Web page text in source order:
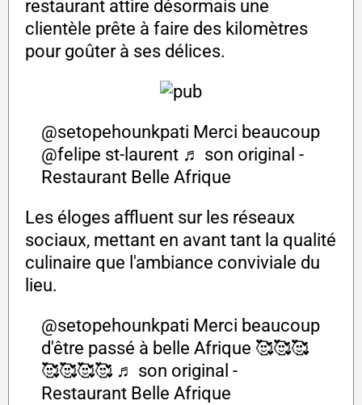
restaurant attire désormais une
clientèle prête à faire des kilomètres
pour goûter à ses délices.
@setopehounkpati Merci beaucoup
@felipe st-laurent ♬ son original -
Restaurant Belle Afrique
Les éloges affluent sur les réseaux
sociaux, mettant en avant tant la qualité
culinaire que l'ambiance conviviale du
lieu.
@setopehounkpati Merci beaucoup
d'être passé à belle Afrique 🥰🥰🥰
🥰🥰🥰🥰 ♬ son original -
Restaurant Belle Afrique